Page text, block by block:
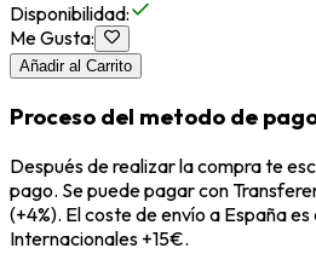
Disponibilidad:
Me Gusta:
Añadir al Carrito
Proceso del metodo de
Después de realizar la compra te
pago. Se puede pagar con
(+4%). El coste de envío a España
Internacionales +15€.